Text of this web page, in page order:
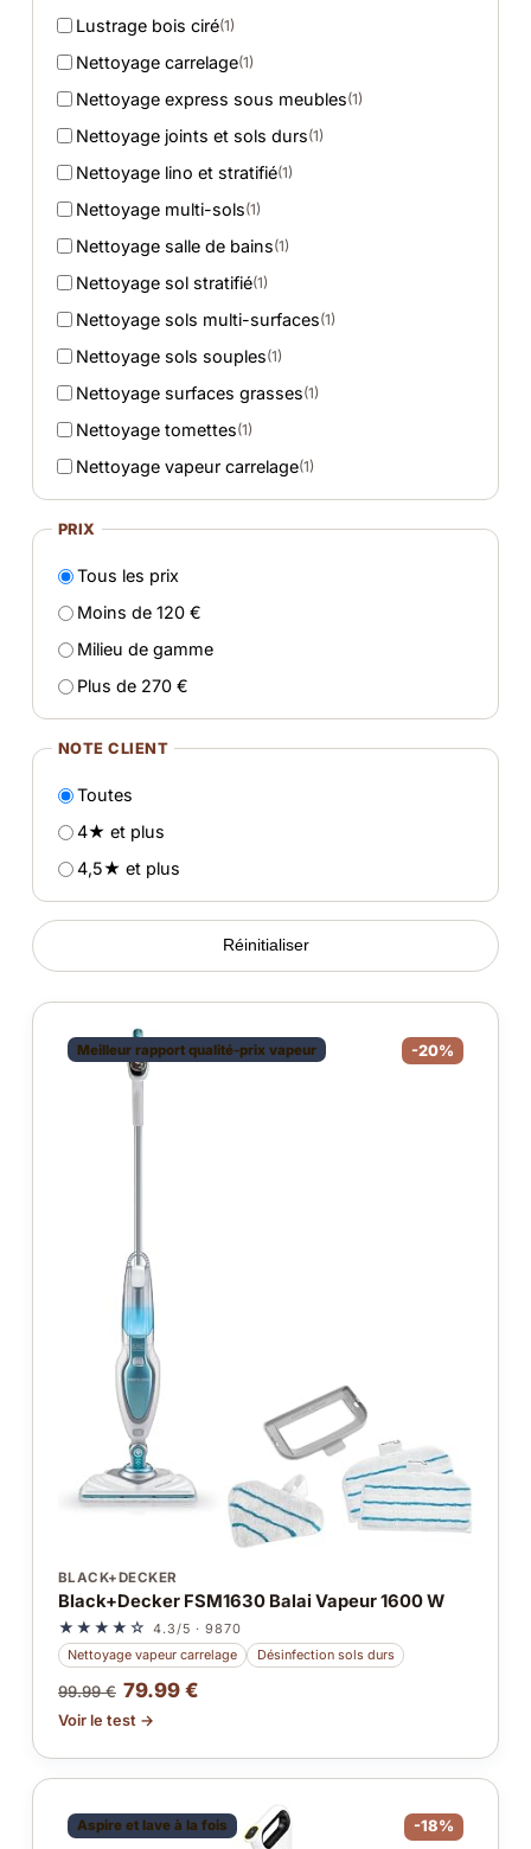
Lustrage bois ciré(1)
Nettoyage carrelage(1)
Nettoyage express sous meubles(1)
Nettoyage joints et sols durs(1)
Nettoyage lino et stratifié(1)
Nettoyage multi-sols(1)
Nettoyage salle de bains(1)
Nettoyage sol stratifié(1)
Nettoyage sols multi-surfaces(1)
Nettoyage sols souples(1)
Nettoyage surfaces grasses(1)
Nettoyage tomettes(1)
Nettoyage vapeur carrelage(1)
PRIX
Tous les prix
Moins de 120 €
Milieu de gamme
Plus de 270 €
NOTE CLIENT
Toutes
4★ et plus
4,5★ et plus
Réinitialiser
Meilleur rapport qualité-prix vapeur -20%
BLACK+DECKER
Black+Decker FSM1630 Balai Vapeur 1600 W
★★★★☆ 4.3/5 · 9870
Nettoyage vapeur carrelage
Désinfection sols durs
99.99 € 79.99 €
Voir le test →
Aspire et lave à la fois -18%